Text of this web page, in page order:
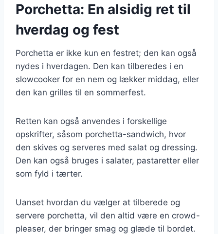
Porchetta: En alsidig ret til
hverdag og fest
Porchetta er ikke kun en festret; den kan også
nydes i hverdagen. Den kan tilberedes i en
slowcooker for en nem og lækker middag, eller
den kan grilles til en sommerfest.
Retten kan også anvendes i forskellige
opskrifter, såsom porchetta-sandwich, hvor
den skives og serveres med salat og dressing.
Den kan også bruges i salater, pastaretter eller
som fyld i tærter.
Uanset hvordan du vælger at tilberede og
servere porchetta, vil den altid være en crowd-
pleaser, der bringer smag og glæde til bordet.